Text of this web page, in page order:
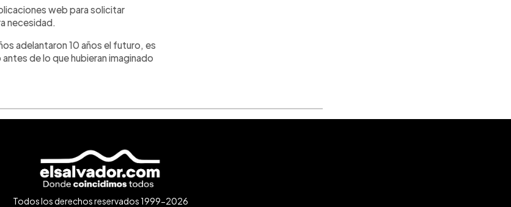
web para solicitar
necesidad.
adelantaron 10 años el futuro, es
de lo que hubieran imaginado
Todos los derechos reservados 1999-2026